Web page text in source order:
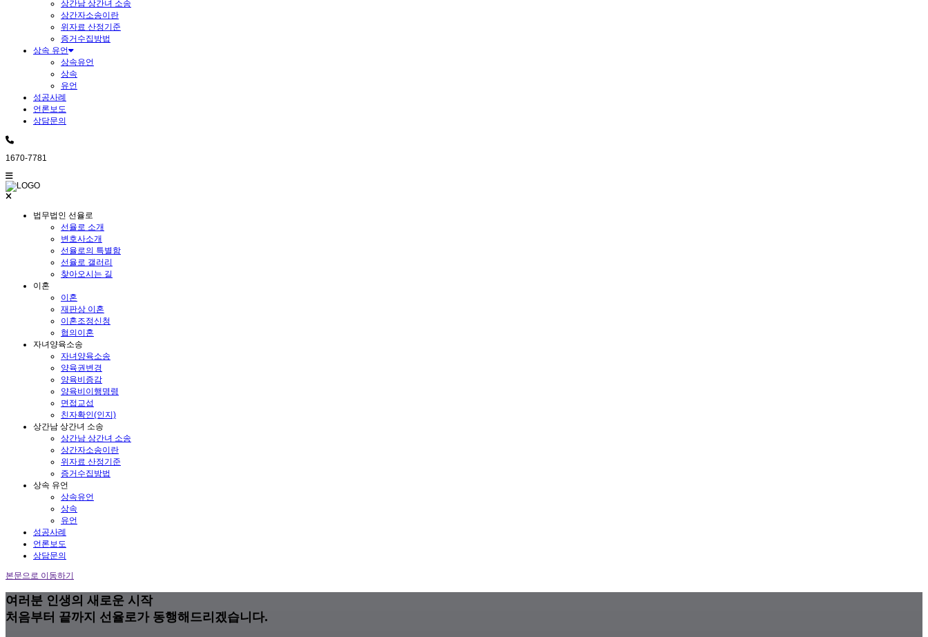
상간남 상간녀 소송
상간자소송이란
위자료 산정기준
증거수집방법
상속 유언
상속유언
상속
유언
성공사례
언론보도
상담문의
1670-7781
법무법인 선율로
선율로 소개
변호사소개
선율로의 특별함
선율로 갤러리
찾아오시는 길
이혼
이혼
재판상 이혼
이혼조정신청
협의이혼
자녀양육소송
자녀양육소송
양육권변경
양육비증감
양육비이행명령
면접교섭
친자확인(인지)
상간남 상간녀 소송
상간남 상간녀 소송
상간자소송이란
위자료 산정기준
증거수집방법
상속 유언
상속유언
상속
유언
성공사례
언론보도
상담문의
본문으로 이동하기
여러분 인생의 새로운 시작
처음부터 끝까지 선율로가 동행해드리겠습니다.